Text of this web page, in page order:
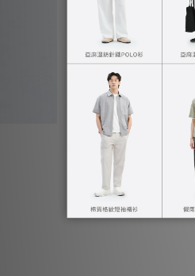
矚目新品
防曬涼感連帽外套
NT$1,490